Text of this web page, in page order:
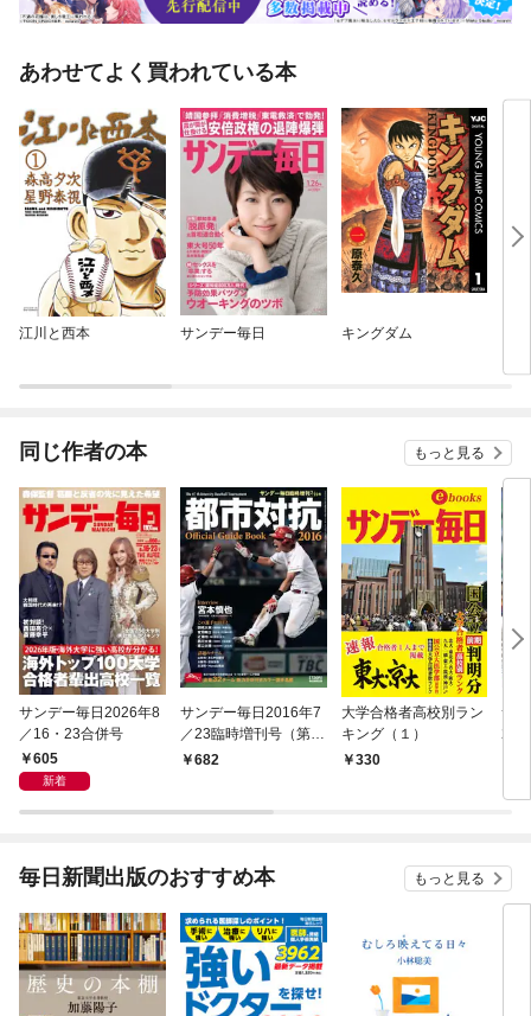
あわせてよく買われている本
江川と西本 サンデー毎日 キングダム
同じ作者の本 もっと見る
サンデー毎日2026年8
／16・23合併号
605
新着
サンデー毎日2016年7
／23臨時増刊号（第8
7回都市対抗野球大
682
大学合格者高校別ラン
キング（１）
330
サ
毎日新聞出版のおすすめ本 もっと見る